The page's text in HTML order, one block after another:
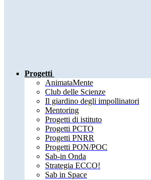
Progetti
AnimataMente
Club delle Scienze
Il giardino degli impollinatori
Mentoring
Progetti di istituto
Progetti PCTO
Progetti PNRR
Progetti PON/POC
Sab-in Onda
Strategia ECCO!
Sab in Space